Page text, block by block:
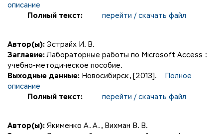
описание
Полный текст:
перейти / скачать файл
Автор(ы): Эстрайх И. В.
Заглавие:Лабораторные работы по Microsoft Access :
учебно-методическое пособие.
Выходные данные: Новосибирск, [2013].
Полное
описание
Полный текст:
перейти / скачать файл
Автор(ы): Якименко А. А. , Вихман В. В.